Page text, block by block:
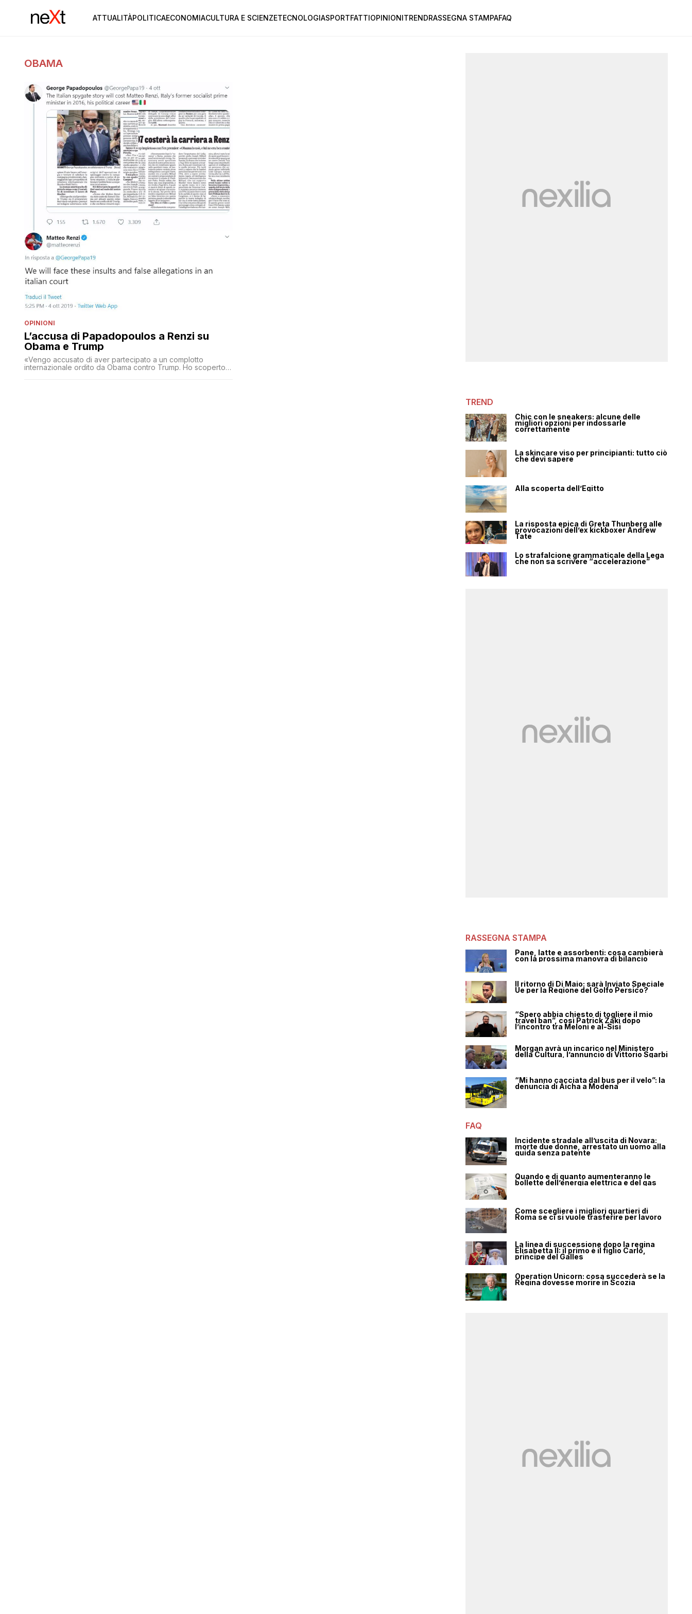
ATTUALITÀPOLITICAECONOMIACULTURA E SCIENZETECNOLOGIASPORTFATTIOPINIONITRENDRASSEGNA STAMPAFAQ
OBAMA
OPINIONI
L’accusa di Papadopoulos a Renzi su
Obama e Trump
«Vengo accusato di aver partecipato a un complotto
internazionale ordito da Obama contro Trump. Ho scoperto a
TREND
Chic con le sneakers: alcune delle
migliori opzioni per indossarle
correttamente
La skincare viso per principianti: tutto ciò
che devi sapere
Alla scoperta dell’Egitto
La risposta epica di Greta Thunberg alle
provocazioni dell’ex kickboxer Andrew
Tate
Lo strafalcione grammaticale della Lega
che non sa scrivere “accelerazione”
RASSEGNA STAMPA
Pane, latte e assorbenti: cosa cambierà
con la prossima manovra di bilancio
Il ritorno di Di Maio: sarà Inviato Speciale
Ue per la Regione del Golfo Persico?
“Spero abbia chiesto di togliere il mio
travel ban”, così Patrick Zaki dopo
l’incontro tra Meloni e al-Sisi
Morgan avrà un incarico nel Ministero
della Cultura, l’annuncio di Vittorio Sgarbi
“Mi hanno cacciata dal bus per il velo”: la
denuncia di Aicha a Modena
FAQ
Incidente stradale all’uscita di Novara:
morte due donne, arrestato un uomo alla
guida senza patente
Quando e di quanto aumenteranno le
bollette dell’energia elettrica e del gas
Come scegliere i migliori quartieri di
Roma se ci si vuole trasferire per lavoro
La linea di successione dopo la regina
Elisabetta II: il primo è il figlio Carlo,
principe del Galles
Operation Unicorn: cosa succederà se la
Regina dovesse morire in Scozia